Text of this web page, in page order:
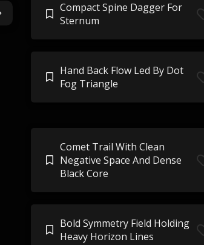
Compact Spine Dagger For
Sternum
Hand Back Flow Led By Dot
Fog Triangle
Comet Trail With Clean
Negative Space And Dense
Black Core
Bold Symmetry Field Holding
Heavy Horizon Lines